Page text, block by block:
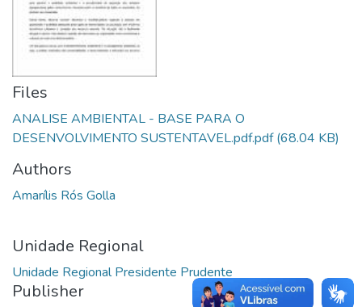
Files
ANALISE AMBIENTAL - BASE PARA O
DESENVOLVIMENTO SUSTENTAVEL.pdf.pdf(68.04 KB)
Authors
Amarílis Rós Golla
Unidade Regional
Unidade Regional Presidente Prudente
Publisher